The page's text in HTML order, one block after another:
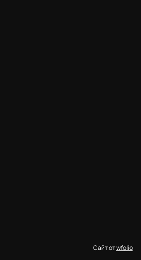
Сайт отwfolio